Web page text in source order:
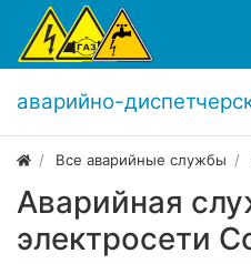
аварийно-
Все аварийные службы
Аварийная
электросети